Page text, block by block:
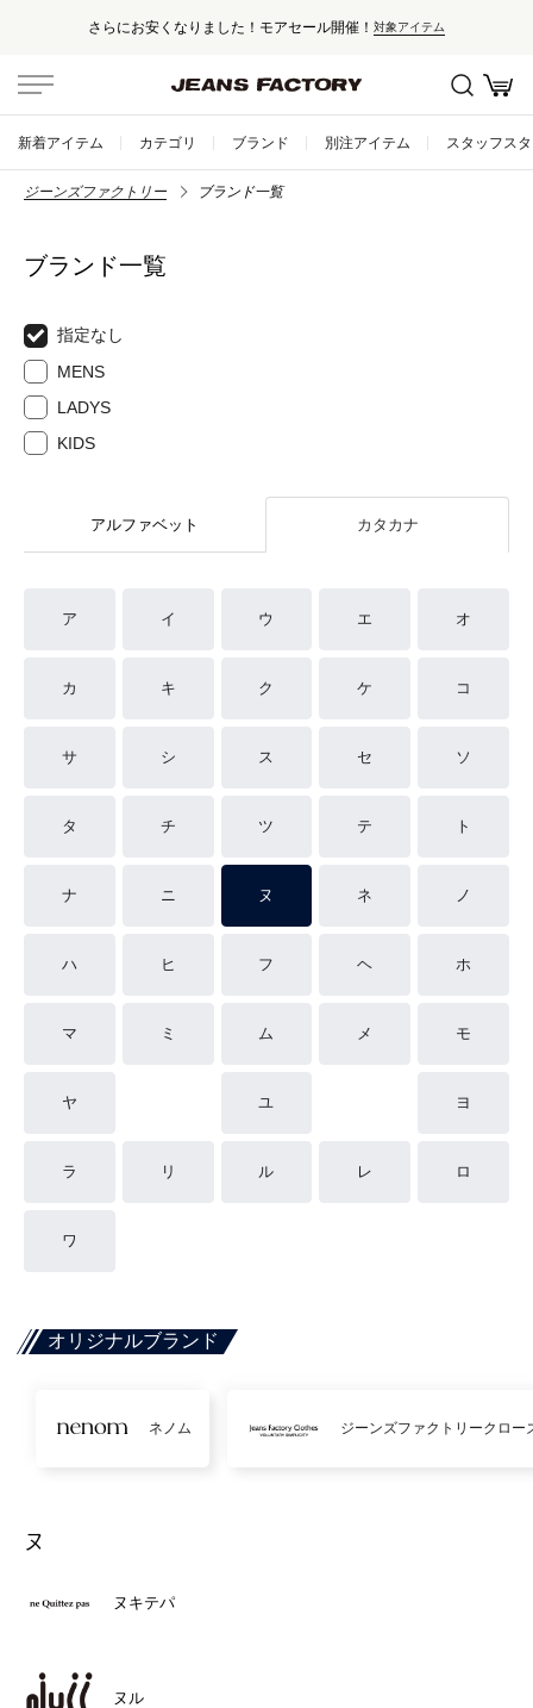
さらにお安くなりました！モアセール開催！ 対象アイテム
新着アイテム カテゴリ ブランド 別注アイテム スタッフス
ジーンズファクトリー ブランド一覧
ブランド一覧
指定なし
MENS
LADYS
KIDS
アルファベット カタカナ
ア イ ウ エ オ
カ キ ク ケ コ
サ シ ス セ ソ
タ チ ツ テ ト
ナ ニ ヌ ネ ノ
ハ ヒ フ ヘ ホ
マ ミ ム メ モ
ヤ ユ ヨ
ラ リ ル レ ロ
ワ
オリジナルブランド
ネノム ジーンズファクトリークロー
ヌ
ヌキテパ
ヌル